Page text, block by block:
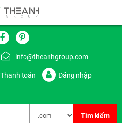
info@theanhgroup.com
Thanh toán Đăng nhập
Tìm kiếm